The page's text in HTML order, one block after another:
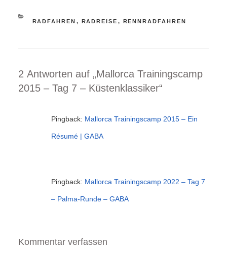
KATEGORIEN
RADFAHREN , RADREISE , RENNRADFAHREN
2 Antworten auf „Mallorca Trainingscamp
2015 – Tag 7 – Küstenklassiker“
Pingback: Mallorca Trainingscamp 2015 – Ein
Résumé | GABA
Pingback: Mallorca Trainingscamp 2022 – Tag 7
– Palma-Runde – GABA
Kommentar verfassen